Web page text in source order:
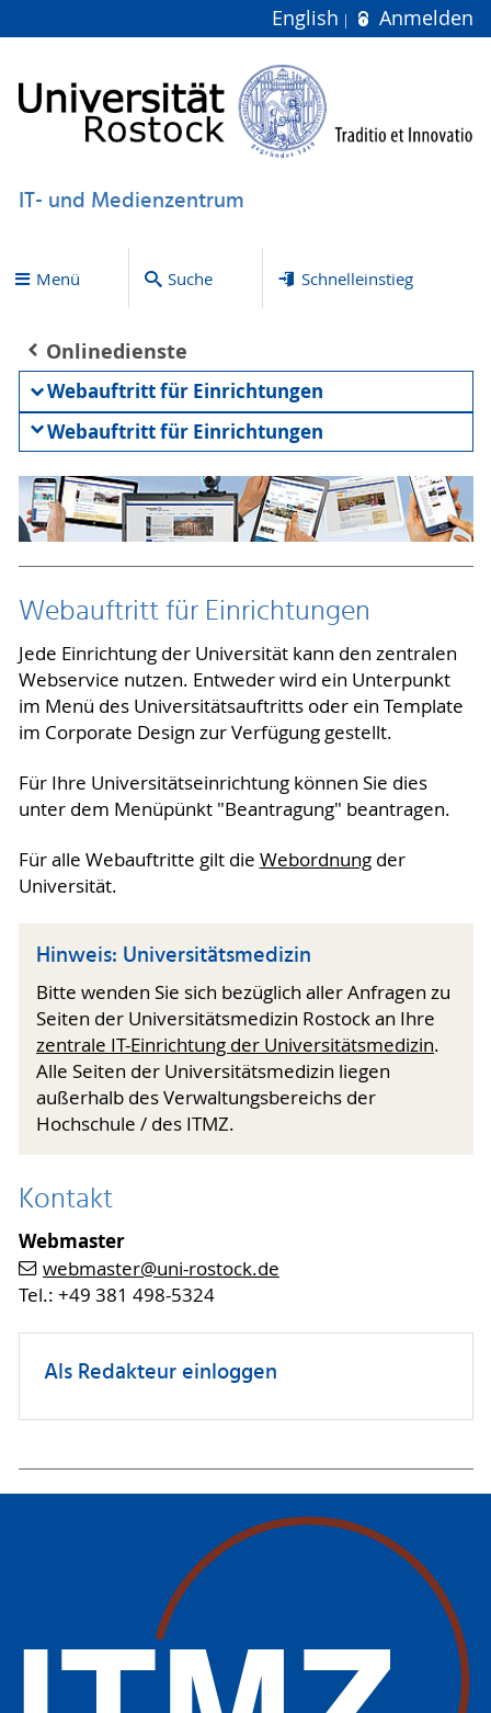
English Anmelden
IT- und Medienzentrum
Menü Suche Schnelleinstieg
Onlinedienste
Webauftritt für Einrichtungen
Webauftritt für Einrichtungen
Webauftritt für Einrichtungen
Jede Einrichtung der Universität kann den zentralen
Webservice nutzen. Entweder wird ein Unterpunkt
im Menü des Universitätsauftritts oder ein Template
im Corporate Design zur Verfügung gestellt.
Für Ihre Universitätseinrichtung können Sie dies
unter dem Menüpünkt "Beantragung" beantragen.
Für alle Webauftritte gilt die Webordnungder
Universität.
Hinweis: Universitätsmedizin
Bitte wenden Sie sich bezüglich aller Anfragen zu
Seiten der Universitätsmedizin Rostock an Ihre
zentrale IT-Einrichtung der Universitätsmedizin.
Alle Seiten der Universitätsmedizin liegen
außerhalb des Verwaltungsbereichs der
Hochschule / des ITMZ.
Kontakt
Webmaster
webmaster@uni-rostock.de
Tel.: +49 381 498-5324
Als Redakteur einloggen